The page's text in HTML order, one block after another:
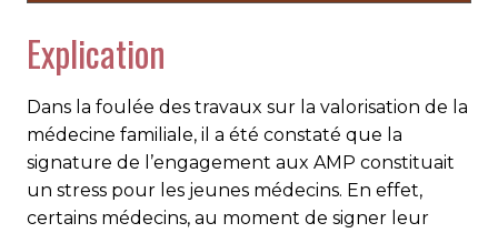
Explication
Dans la foulée des travaux sur la valorisation de la
médecine familiale, il a été constaté que la
signature de l’engagement aux AMP constituait
un stress pour les jeunes médecins. En effet,
certains médecins, au moment de signer leur